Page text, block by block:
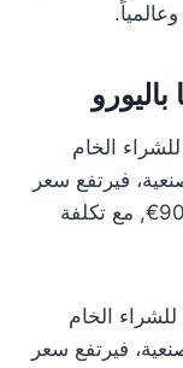
عيار 24 اليوم يبلغ 80.12€ للشراء الخام
فيرتفع سعر
الشراء إلى 88.13€ وسعر البيع إلى 90.77€, مع تكلفة
عيار 22 اليوم يبلغ 73.44€ للشراء الخام
فيرتفع سعر